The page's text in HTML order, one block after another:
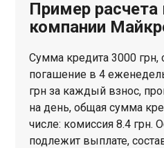
Пример расчета
компании
Сумма кредита 3000 грн,
погашение в 4
грн за каждый взнос,
на день, общая сумма
числе: комиссия 8.4 грн.
подлежит выплате,